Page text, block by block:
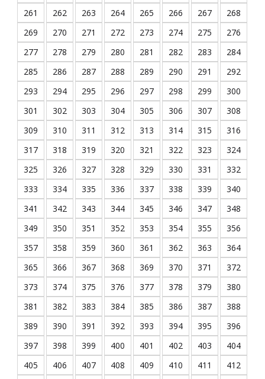
261
262 263 264 265 266 267
268
269
270 271 272 273 274 275
276
277
278 279 280 281 282 283
284
285
286 287 288 289 290 291
292
293
294 295 296 297 298 299
300
301
302 303 304 305 306 307
308
309
310 311 312 313 314 315
316
317
318 319 320 321 322 323
324
325
326 327 328 329 330 331
332
333
334 335 336 337 338 339
340
341
342 343 344 345 346 347
348
349
350 351 352 353 354 355
356
357
358 359 360 361 362 363
364
365
366 367 368 369 370 371
372
373
374 375 376 377 378 379
380
381
382 383 384 385 386 387
388
389
390 391 392 393 394 395
396
397
398 399 400 401 402 403
404
405
406 407 408 409 410 411
412